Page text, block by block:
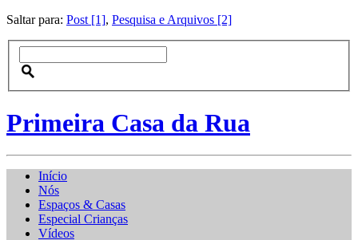
Saltar para: Post [1], Pesquisa e Arquivos [2]
Primeira Casa da Rua
Início
Nós
Espaços & Casas
Especial Crianças
Vídeos